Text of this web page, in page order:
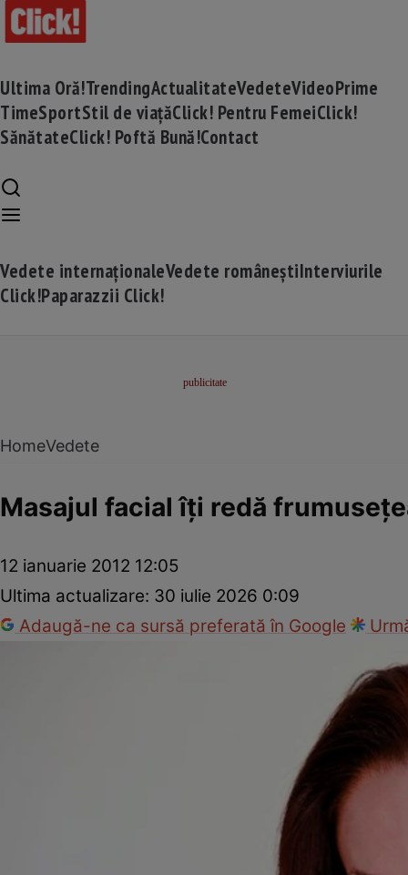
Ultima Oră!TrendingActualitateVedeteVideoPrime
TimeSportStil de viațăClick! Pentru FemeiClick!
SănătateClick! Poftă Bună!Contact
Vedete internaționaleVedete româneștiInterviurile
Click!Paparazzii Click!
HomeVedete
Masajul facial îţi redă
12 ianuarie 2012 12:05
Ultima actualizare: 30 iulie 2026 0:09
Adaugă-ne ca sursă preferată în Google